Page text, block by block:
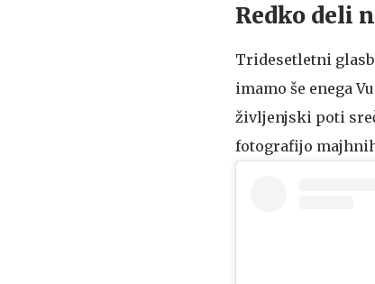
Redko deli
Tridesetletni
imamo še enega
življenjski poti
fotografijo